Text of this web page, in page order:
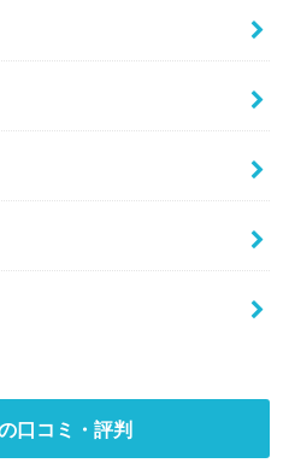
口コミ・評判